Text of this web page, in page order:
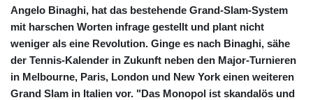
Angelo Binaghi, hat das bestehende Grand-Slam-System
mit harschen Worten infrage gestellt und plant nicht
weniger als eine Revolution. Ginge es nach Binaghi, sähe
der Tennis-Kalender in Zukunft neben den Major-Turnieren
in Melbourne, Paris, London und New York einen weiteren
Grand Slam in Italien vor. "Das Monopol ist skandalös und